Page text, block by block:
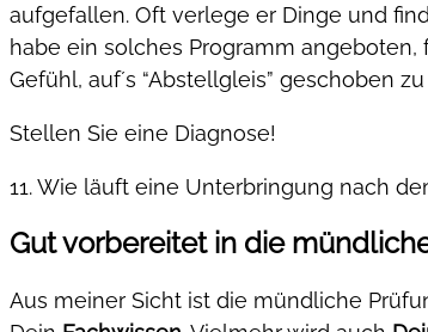
aufgefallen. Oft verlege er Dinge und
habe ein solches Programm
Gefühl, auf´s “Abstellgleis” geschoben
Stellen Sie eine Diagnose!
11. Wie läuft eine Unterbringung nach
Gut vorbereitet in die
Aus meiner Sicht ist die mündliche